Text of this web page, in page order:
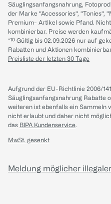
Säuglingsanfangsnahrung,
der Marke “Accessories“, “Tonies“,
Premium- Artikel sowie Pfand.
kombinierbar. Preise werden
*¹⁰ Gültig bis 02.09.2026 nur auf
Rabatten und Aktionen
Preisliste der letzten 30 Tage
Aufgrund der EU-Richtlinie 2006/
Säuglingsanfangsnahrung Rabatte
weiteren ist ebenfalls ein Sammeln
nicht erlaubt und daher nicht
das BIPA Kundenservice.
MwSt. gesenkt
Meldung möglicher